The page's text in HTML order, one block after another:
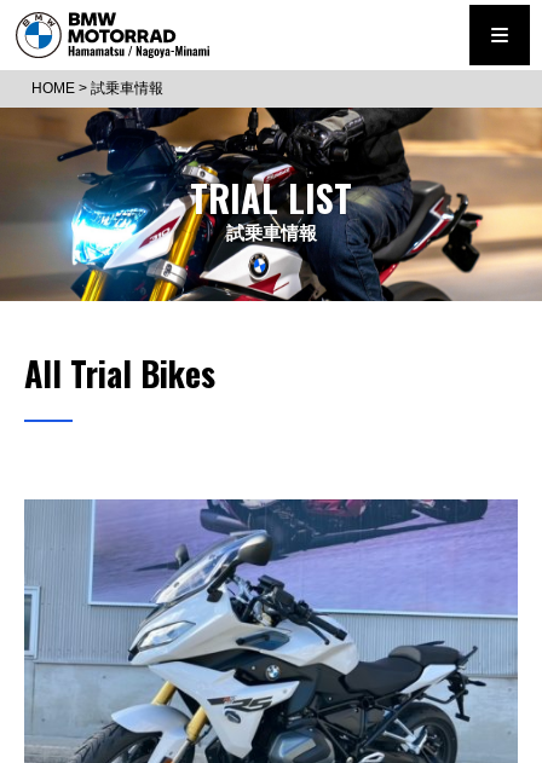
HOME > 試乗車情報
TRIAL LIST
試乗車情報
All Trial Bikes